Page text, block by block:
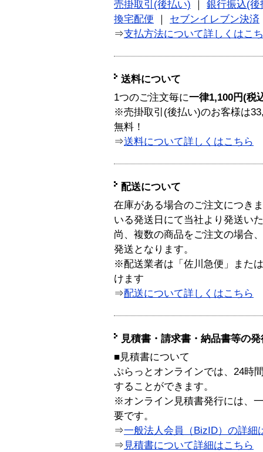
売掛取引(後払い)
銀行振込(後
換宅配便
セブンイレブン決済
⇒支払方法について詳しくはこ
送料について
1つのご注文毎に一律1,100円(税
※売掛取引(後払い)のお客様は
無料！
⇒送料について詳しくはこちら
配送について
在庫がある場合のご注文につき
いる発送日にて当社より発送い
尚、複数の商品をご注文の場合
発送となります。
※配送業者は「佐川急便」また
けます
⇒配送について詳しくはこちら
見積書・請求書・納品書等の
■見積書について
ぷらっとオンラインでは、24時
することができます。
※オンライン見積書発行には、
要です。
⇒一般法人会員（BizID）の詳細
⇒ 見積書について詳細はこちら